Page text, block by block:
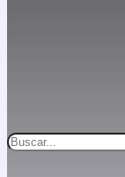
Search